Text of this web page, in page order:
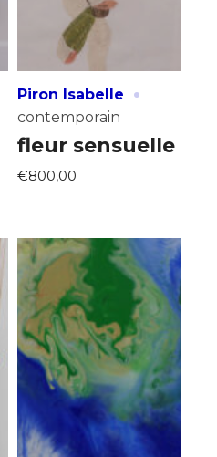
Piron Isabelle ·
contemporain
fleur sensuelle
€800,00